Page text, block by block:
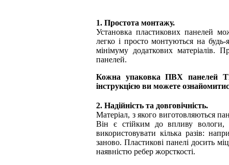
1. Простота монтажу.
Установка пластикових панелей
легко і просто монтуються на
мінімуму додаткових матеріалів.
панелей.
Кожна упаковка ПВХ
інструкцією ви можете
2. Надійність та довговічність.
Матеріал, з якого виготовляються
Він є стійким до впливу вологи,
використовувати кілька разів:
заново. Пластикові панелі досить
наявністю ребер жорсткості.